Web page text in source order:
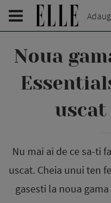
Noua
Nu mai ai de ce sa-ti
uscat. Cheia unui ten
gasesti la noua